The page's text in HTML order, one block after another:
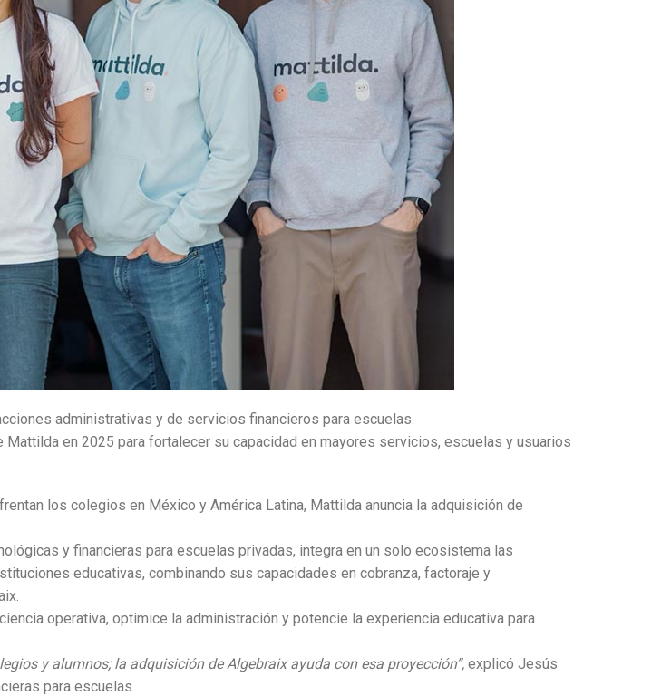
administrativas y de servicios financieros para escuelas.
en 2025 para fortalecer su capacidad en mayores servicios, escuelas y usuarios
los colegios en México y América Latina, Mattilda anuncia la adquisición de
y financieras para escuelas privadas, integra en un solo ecosistema las
educativas, combinando sus capacidades en cobranza, factoraje y
operativa, optimice la administración y potencie la experiencia educativa para
y alumnos; la adquisición de Algebraix ayuda con esa proyección”, explicó Jesús
para escuelas.